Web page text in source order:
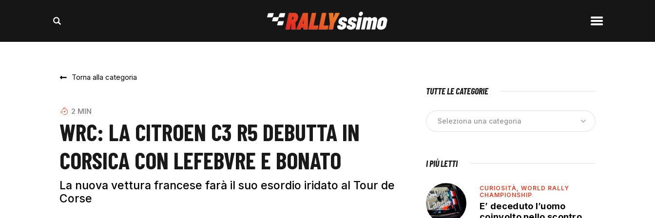
Torna alla categoria
2 MIN
WRC: LA CITROEN C3 R5 DEBUTTA IN
CORSICA CON LEFEBVRE E BONATO
La nuova vettura francese farà il suo esordio iridato al Tour de
Corse
TUTTE LE CATEGORIE
I PIÙ LETTI
CURIOSITÀ,WORLD RALLY
CHAMPIONSHIP
E’ deceduto l’uomo